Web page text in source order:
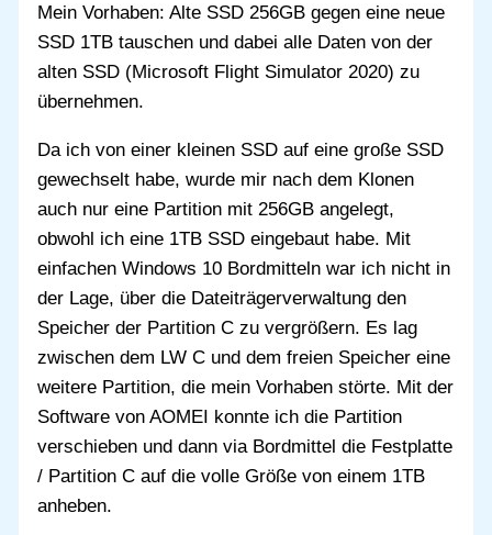
Mein Vorhaben: Alte SSD 256GB gegen eine neue
SSD 1TB tauschen und dabei alle Daten von der
alten SSD (Microsoft Flight Simulator 2020) zu
übernehmen.
Da ich von einer kleinen SSD auf eine große SSD
gewechselt habe, wurde mir nach dem Klonen
auch nur eine Partition mit 256GB angelegt,
obwohl ich eine 1TB SSD eingebaut habe. Mit
einfachen Windows 10 Bordmitteln war ich nicht in
der Lage, über die Dateiträgerverwaltung den
Speicher der Partition C zu vergrößern. Es lag
zwischen dem LW C und dem freien Speicher eine
weitere Partition, die mein Vorhaben störte. Mit der
Software von AOMEI konnte ich die Partition
verschieben und dann via Bordmittel die Festplatte
/ Partition C auf die volle Größe von einem 1TB
anheben.